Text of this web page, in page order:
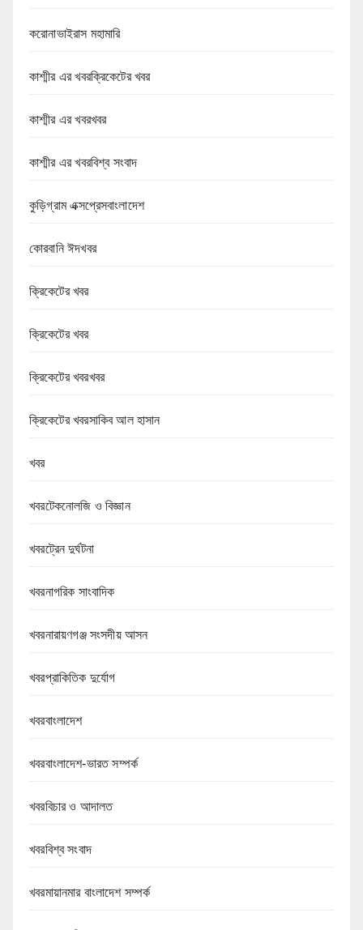
করোনাভাইরাস মহামারি
কাশ্মীর এর খবরক্রিকেটের খবর
কাশ্মীর এর খবরখবর
কাশ্মীর এর খবরবিশ্ব সংবাদ
কুড়িগ্রাম এক্সপ্রেসবাংলাদেশ
কোরবানি ঈদখবর
ক্রিকেটের খবর
ক্রিকেটের খবর
ক্রিকেটের খবরখবর
ক্রিকেটের খবরসাকিব আল হাসান
খবর
খবরটেকনোলজি ও বিজ্ঞান
খবরট্রেন দুর্ঘটনা
খবরনাগরিক সাংবাদিক
খবরনারায়ণগঞ্জ সংসদীয় আসন
খবরপ্রাকিতিক দুর্যোগ
খবরবাংলাদেশ
খবরবাংলাদেশ-ভারত সম্পর্ক
খবরবিচার ও আদালত
খবরবিশ্ব সংবাদ
খবরমায়ানমার বাংলাদেশ সম্পর্ক